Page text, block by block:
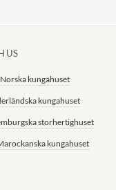
Norska kungahuset
kungahuset
storhertighuset
kungahuset